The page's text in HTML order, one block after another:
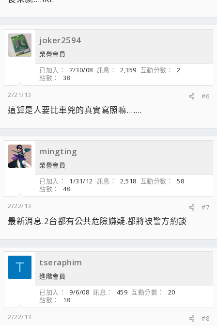
joker2594
榮譽會員
已加入
7/30/08 訊息 2,359 互動分數
2
點數
38
2/21/13
#6
這算是人要比車兇的真實寫照嘛.......
mingting
榮譽會員
已加入
1/31/12 訊息 2,518 互動分數
58
點數
48
2/22/13
#7
最新消息.2台都有公共危險嫌疑.都將被警方約談
T tseraphim
進階會員
已加入
9/6/08 訊息 459 互動分數
20
點數
18
2/22/13
#8